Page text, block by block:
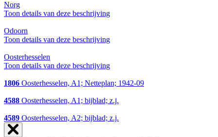
Norg
Toon details van deze beschrijving
Odoorn
Toon details van deze beschrijving
Oosterhesselen
Toon details van deze beschrijving
1806 Oosterhesselen, A1; Netteplan; 1942-09
4588 Oosterhesselen, A1; bijblad; z.j.
4589 Oosterhesselen, A2; bijblad; z.j.